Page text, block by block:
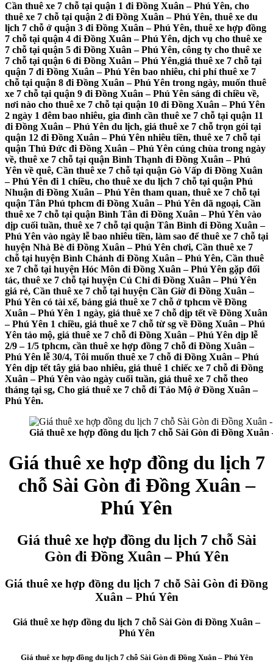
Cần thuê xe 7 chỗ tại quận 1 đi Đồng Xuân – Phú Yên, cho
thuê xe 7 chỗ tại quận 2 đi Đồng Xuân – Phú Yên, thuê xe du
lịch 7 chỗ ở quận 3 đi Đồng Xuân – Phú Yên, thuê xe hợp đồng
7 chỗ tại quận 4 đi Đồng Xuân – Phú Yên, dịch vụ cho thuê xe
7 chỗ tại quận 5 đi Đồng Xuân – Phú Yên, công ty cho thuê xe
7 chỗ tại quận 6 đi Đồng Xuân – Phú Yên,giá thuê xe 7 chỗ tại
quận 7 đi Đồng Xuân – Phú Yên bao nhiêu, chi phí thuê xe 7
chỗ tại quận 8 đi Đồng Xuân – Phú Yên trong ngày, muốn thuê
xe 7 chỗ tại quận 9 đi Đồng Xuân – Phú Yên sáng đi chiều về,
nơi nào cho thuê xe 7 chỗ tại quận 10 đi Đồng Xuân – Phú Yên
2 ngày 1 đêm bao nhiêu, gia đình cần thuê xe 7 chỗ tại quận 11
đi Đồng Xuân – Phú Yên du lịch, giá thuê xe 7 chỗ trọn gói tại
quận 12 đi Đồng Xuân – Phú Yên nhiêu tiền, thuê xe 7 chỗ tại
quận Thủ Đức đi Đồng Xuân – Phú Yên cúng chùa trong ngày
về, thuê xe 7 chỗ tại quận Bình Thạnh đi Đồng Xuân – Phú
Yên về quê, Cần thuê xe 7 chỗ tại quận Gò Vấp đi Đồng Xuân
– Phú Yên đi 1 chiều, cho thuê xe du lịch 7 chỗ tại quận Phú
Nhuận đi Đồng Xuân – Phú Yên tham quan, thuê xe 7 chỗ tại
quận Tân Phú tphcm đi Đồng Xuân – Phú Yên dã ngoại, Cần
thuê xe 7 chỗ tại quận Bình Tân đi Đồng Xuân – Phú Yên vào
dịp cuối tuần, thuê xe 7 chỗ tại quận Tân Bình đi Đồng Xuân –
Phú Yên vào ngày lễ bao nhiêu tiền, làm sao để thuê xe 7 chỗ tại
huyện Nhà Bè đi Đồng Xuân – Phú Yên chơi, Cần thuê xe 7
chỗ tại huyện Bình Chánh đi Đồng Xuân – Phú Yên, Cần thuê
xe 7 chỗ tại huyện Hóc Môn đi Đồng Xuân – Phú Yên gặp đối
tác, thuê xe 7 chỗ tại huyện Củ Chi đi Đồng Xuân – Phú Yên
giá rẻ, Cần thuê xe 7 chỗ tại huyện Cần Giờ đi Đồng Xuân –
Phú Yên có tài xế, bảng giá thuê xe 7 chỗ ở tphcm về Đồng
Xuân – Phú Yên 1 ngày, giá thuê xe 7 chỗ dịp tết về Đồng Xuân
– Phú Yên 1 chiều, giá thuê xe 7 chỗ từ sg về Đồng Xuân – Phú
Yên tảo mộ, giá thuê xe 7 chỗ đi Đồng Xuân – Phú Yên dịp lễ
2/9 – 1/5 tphcm, cần thuê xe hợp đồng 7 chỗ đi Đồng Xuân –
Phú Yên lễ 30/4, Tôi muốn thuê xe 7 chỗ đi Đồng Xuân – Phú
Yên dịp tết tây giá bao nhiêu, giá thuê 1 chiếc xe 7 chỗ đi Đồng
Xuân – Phú Yên vào ngày cuối tuần, giá thuê xe 7 chỗ theo
tháng tại sg, Cho giá thuê xe 7 chỗ đi Tảo Mộ ở Đồng Xuân –
Phú Yên.
Giá thuê xe hợp đồng du lịch 7 chỗ Sài Gòn đi Đồng Xuân
Giá thuê xe hợp đồng du lịch 7
chỗ Sài Gòn đi Đồng Xuân –
Phú Yên
Giá thuê xe hợp đồng du lịch 7 chỗ Sài
Gòn đi Đồng Xuân – Phú Yên
Giá thuê xe hợp đồng du lịch 7 chỗ Sài Gòn đi Đồng
Xuân – Phú Yên
Giá thuê xe hợp đồng du lịch 7 chỗ Sài Gòn đi Đồng Xuân –
Phú Yên
Giá thuê xe hợp đồng du lịch 7 chỗ Sài Gòn đi Đồng Xuân – Phú Yên